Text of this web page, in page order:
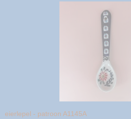
eierlepel - patroon A1145A